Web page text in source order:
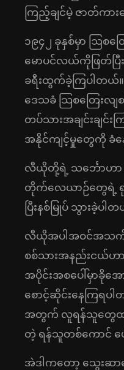
ကြည့်ချင်မဲ့ ဇာတ်ကား
၁၉၄၂ ခုနှစ်မှာ ဩစတ
မောပင်လယ်ကိုဖြတ်ပြီ
ခရီးထွက်ခဲ့ကြပါတယ်
ဒေသခံ သြစတြေးလျ
တပ်သားအချင်းချင်းက
အနိုင်ကျင့်မှုတွေကို ခံ
လီယိုတို့ရဲ့ သင်္ဘောဟာ
တိုက်လေယာဉ်တွေရဲ့
ပြီးနစ်မြုပ် သွားခဲ့ပါ
လီယိုအပါအဝင်အသက်
စစ်သားအနည်းငယ်
အပိုင်းအစပေါ်မှာခို
စောင့်ဆိုင်းနေကြရပ
အတွက် လူရန်သူတွေထက်
တဲ့ ရန်သူတစ်ကောင် ပ
အဲဒါကတော့ သွေးဆာန